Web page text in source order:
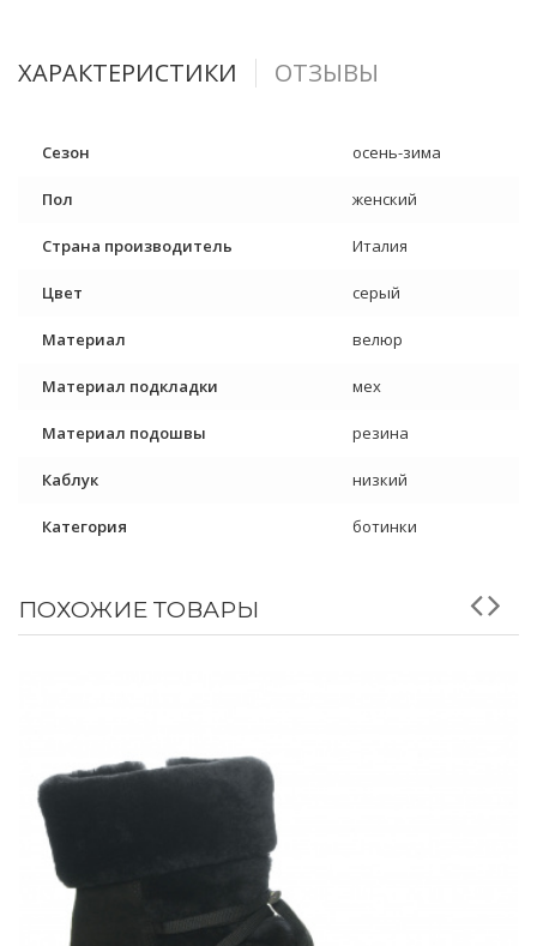
ХАРАКТЕРИСТИКИ ОТЗЫВЫ
Сезон осень-зима
Пол женский
Страна производитель Италия
Цвет серый
Материал велюр
Материал подкладки мех
Материал подошвы резина
Каблук низкий
Категория ботинки
ПОХОЖИЕ ТОВАРЫ